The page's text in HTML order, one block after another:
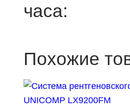
часа:
Похожие